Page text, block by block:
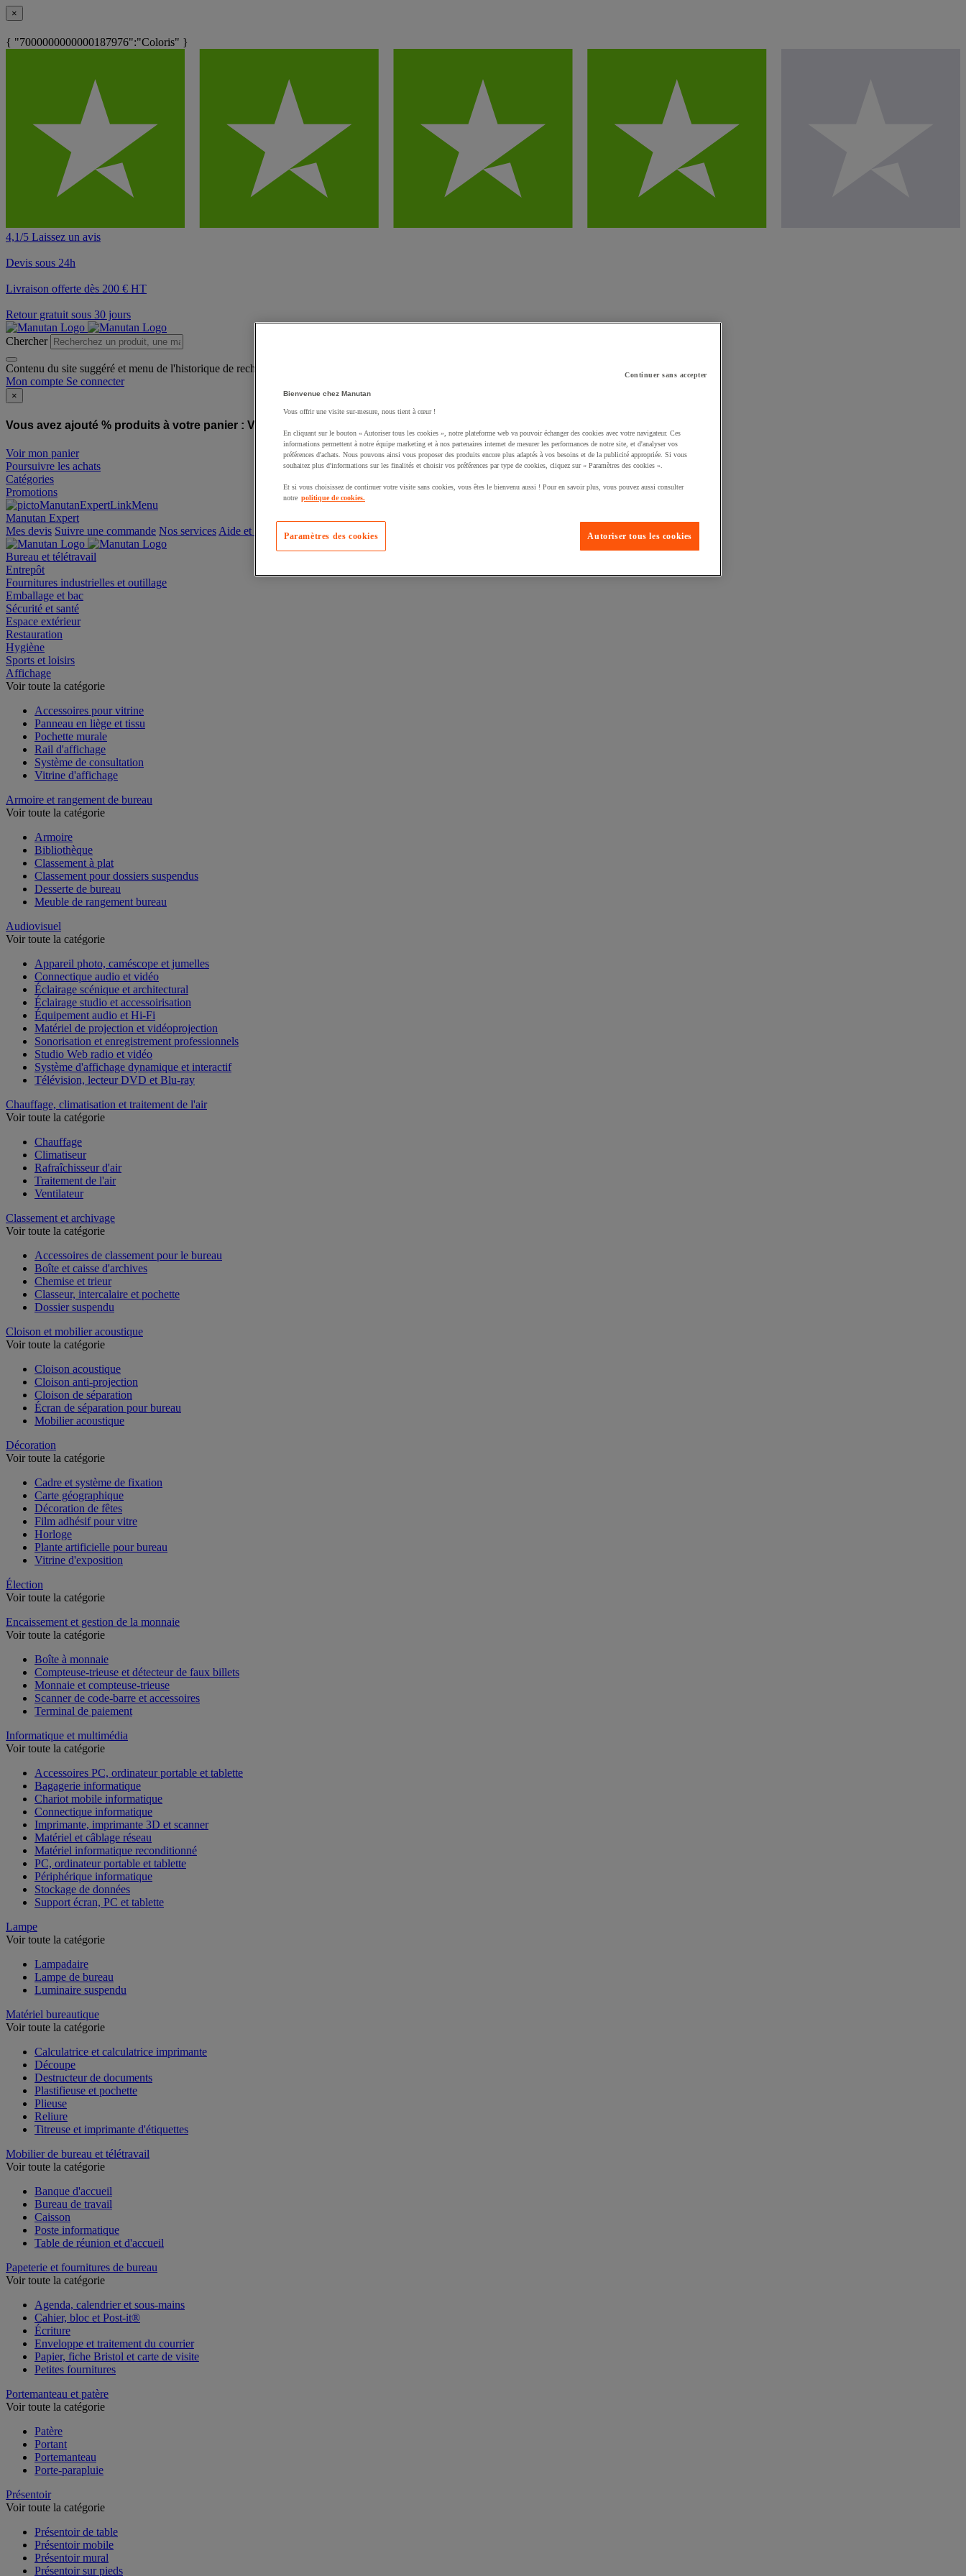
×
{ "7000000000000187976":"Coloris" }
4,1/5 Laissez un avis
Devis sous 24h
Livraison offerte dès 200 € HT
Retour gratuit sous 30 jours
Chercher
Contenu du site suggéré et menu de l'historique de recherche
Mon compte Se connecter
×
Vous avez ajouté % produits à votre panier : Vous avez ajouté un produit à votre panier :
Voir mon panier
Poursuivre les achats
Catégories
Promotions
Manutan Expert
offre reconditionnée
Mes devis Suivre une commande Nos services Aide et contact
Bureau et télétravail
Entrepôt
Fournitures industrielles et outillage
Emballage et bac
Sécurité et santé
Espace extérieur
Restauration
Hygiène
Sports et loisirs
Affichage
Accessoires pour vitrine
Panneau en liège et tissu
Pochette murale
Rail d'affichage
Système de consultation
Armoire et rangement de bureau
Armoire
Bibliothèque
Classement à plat
Classement pour dossiers suspendus
Desserte de bureau
Audiovisuel
Appareil photo, caméscope et jumelles
Connectique audio et vidéo
Éclairage scénique et architectural
Éclairage studio et accessoirisation
Équipement audio et Hi-Fi
Matériel de projection et vidéoprojection
Sonorisation et enregistrement professionnels
Studio Web radio et vidéo
Système d'affichage dynamique et interactif
Chauffage, climatisation et traitement de l'air
Chauffage
Climatiseur
Rafraîchisseur d'air
Traitement de l'air
Classement et archivage
Accessoires de classement pour le bureau
Boîte et caisse d'archives
Chemise et trieur
Classeur, intercalaire et pochette
Cloison et mobilier acoustique
Cloison acoustique
Cloison anti-projection
Cloison de séparation
Écran de séparation pour bureau
Décoration
Cadre et système de fixation
Carte géographique
Décoration de fêtes
Film adhésif pour vitre
Horloge
Plante artificielle pour bureau
Élection
Encaissement et gestion de la monnaie
Boîte à monnaie
Compteuse-trieuse et détecteur de faux billets
Monnaie et compteuse-trieuse
Scanner de code-barre et accessoires
Informatique et multimédia
Accessoires PC, ordinateur portable et tablette
Bagagerie informatique
Chariot mobile informatique
Connectique informatique
Imprimante, imprimante 3D et scanner
Matériel et câblage réseau
Matériel informatique reconditionné
PC, ordinateur portable et tablette
Périphérique informatique
Stockage de données
Lampe
Lampadaire
Lampe de bureau
Matériel bureautique
Calculatrice et calculatrice imprimante
Découpe
Destructeur de documents
Plastifieuse et pochette
Plieuse
Reliure
Mobilier de bureau et télétravail
Banque d'accueil
Bureau de travail
Caisson
Poste informatique
Papeterie et fournitures de bureau
Agenda, calendrier et sous-mains
Cahier, bloc et Post-it®
Écriture
Enveloppe et traitement du courrier
Papier, fiche Bristol et carte de visite
Portemanteau et patère
Patère
Portant
Portemanteau
Présentoir
Présentoir de table
Présentoir mobile
Présentoir mural
Continuer sans accepter
Bienvenue chez Manutan
Vous offrir une visite sur-mesure, nous tient à cœur !
En cliquant sur le bouton « Autoriser tous les cookies », notre plateforme web va pouvoir échanger des cookies avec votre navigateur. Ces
informations permettent à notre équipe marketing et à nos partenaires internet de mesurer les performances de notre site, et d'analyser vos
préférences d'achats. Nous pouvons ainsi vous proposer des produits encore plus adaptés à vos besoins et de la publicité appropriée. Si vous
souhaitez plus d'informations sur les finalités et choisir vos préférences par type de cookies, cliquez sur « Paramètres des cookies ».
Et si vous choisissez de continuer votre visite sans cookies, vous êtes le bienvenu aussi ! Pour en savoir plus, vous pouvez aussi consulter
notre politique de cookies.
Autoriser tous les cookies
Paramètres des cookies